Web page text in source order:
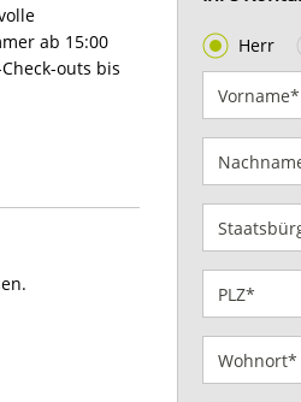
ab 15:00
outs bis
Herr